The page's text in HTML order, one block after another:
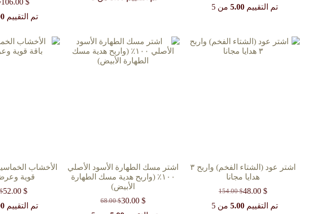
الأصلي
الحاليتم التقييم5.00 من 5
تم التقييم
اشتر عود (الشتاء الفخم) واربح ٣
هدايا مجانا
154.00$
السعر
الأصلي
48.00$
السعر
الحاليتم التقييم5.00 من 5
اشتر مسك الطهارة الأسود الأصلي
١٠٠٪؜ (واربح هدية مسك الطهارة
الأبيض)
68.00$
السعر30.00$
السعر
الأخشاب
قوية
$52.00$
تم التقييم